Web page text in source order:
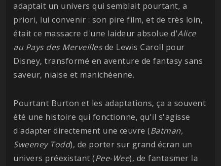
adaptait un univers qui semblait pourtant, a
priori, lui convenir : son pire film, et de très loin,
était ce massacre d'une laideur absolue d'Alice
au Pays des Merveillesde Lewis Caroll pour
Disney, transformé en aventure de fantasy sans
saveur, niaise et manichéenne.
Pourtant Burton et les adaptations, ça a souvent
été une histoire qui fonctionne, qu'il s'agisse
d'adapter directement une œuvre (Batman,
Sweeney Todd), de porter sur grand écran un
univers préexistant (Pee-Wee), de fantasmer la